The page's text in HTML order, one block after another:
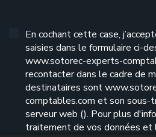
En cochant cette case,
saisies dans le formulaire ci-
www.sotorec-experts-
recontacter dans le cadre de
destinataires sont
comptables.com et son sous-
serveur web (). Pour plus
traitement de vos données et